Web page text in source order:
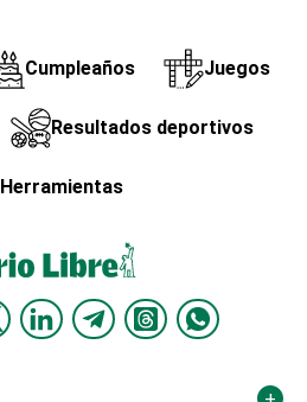
Cumpleaños Juegos
Resultados deportivos
Herramientas